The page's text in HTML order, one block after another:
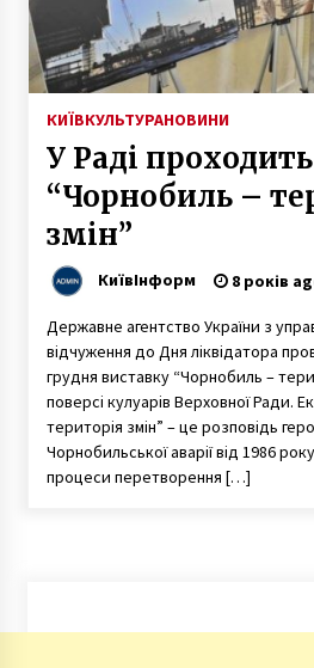
КИЇВКУЛЬТУРАНОВИНИ
У Раді
“Чорнобиль –
змін”
КиївІнформ 8 років
Державне агентство України з
відчуження до Дня ліквідатора
грудня виставку “Чорнобиль –
поверсі кулуарів Верховної Ради.
територія змін” – це розповідь
Чорнобильської аварії від 1986
процеси перетворення […]